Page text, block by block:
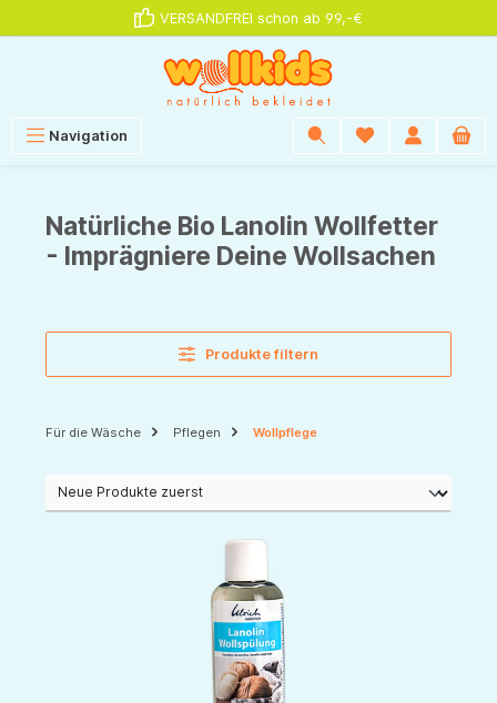
VERSANDFREI schon ab 99,-€
Navigation
Natürliche Bio Lanolin Wollfetter
- Imprägniere Deine Wollsachen
Produkte filtern
Für die Wäsche Pflegen Wollpflege